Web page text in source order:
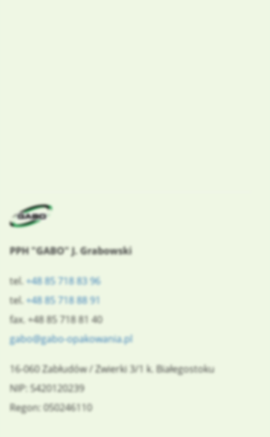
PPH "GABO" J. Grabowski
tel. +48 85 718 83 96
tel. +48 85 718 88 91
fax. +48 85 718 81 40
gabo@gabo-opakowania.pl
16-060Zabłudów/Zwierki 3/1 k. Białegostoku
NIP: 5420120239
Regon: 050246110